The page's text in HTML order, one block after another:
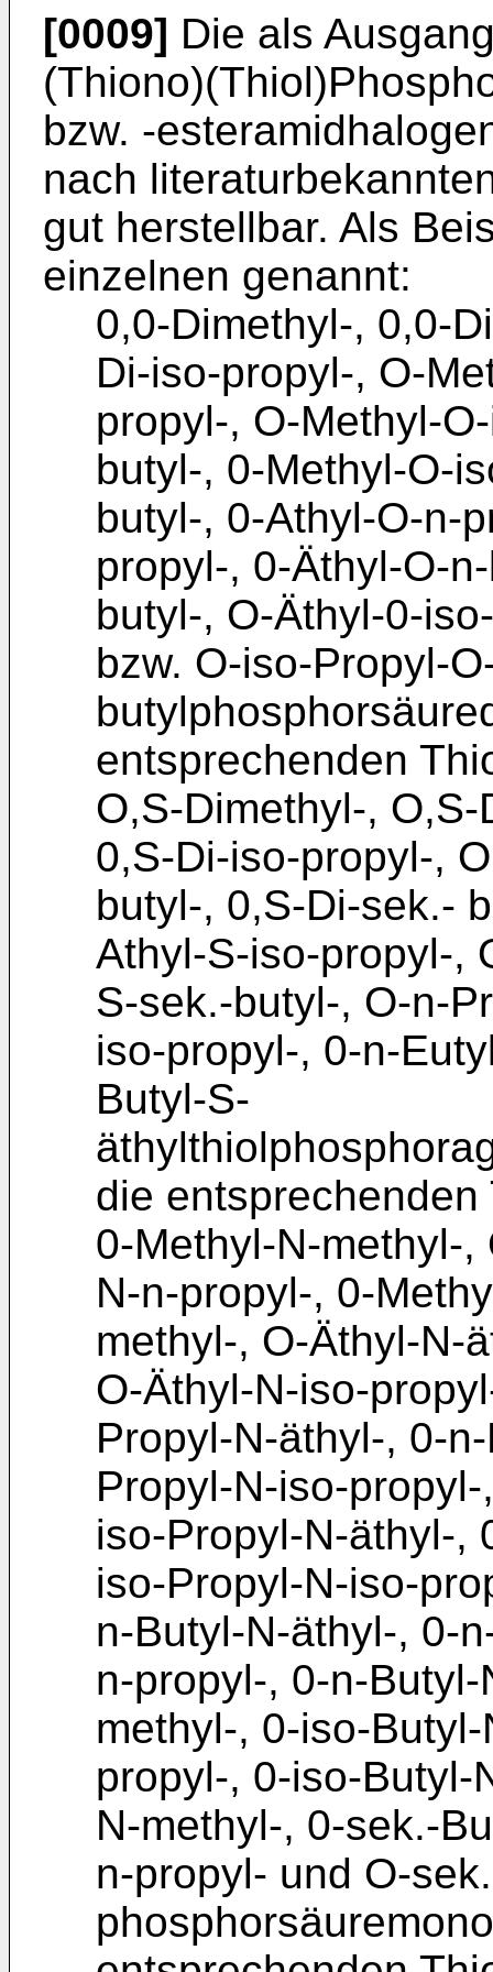
[0009] Die als
bzw. -
nach
gut herstellbar. Als
einzelnen genannt:
0,0-Dimethyl-, 0,0-
Di-iso-propyl-, O-
propyl-, O-Methyl-
butyl-, 0-Methyl-O-
butyl-, 0-Athyl-O-n-
propyl-, 0-Äthyl-O-
butyl-, O-Äthyl-0-
bzw. O-iso-Propyl-
entsprechenden
O,S-Dimethyl-,
0,S-Di-iso-propyl-,
butyl-, 0,S-Di-sek.-
Athyl-S-iso-propyl-,
S-sek.-butyl-, O-n-
iso-propyl-, 0-n-
Butyl-S-
die
0-Methyl-N-methyl-
N-n-propyl-, 0-
methyl-, O-Äthyl-N-
O-Äthyl-N-iso-
Propyl-N-äthyl-, 0-
Propyl-N-iso-
iso-Propyl-N-äthyl-,
iso-Propyl-N-iso-
n-Butyl-N-äthyl-, 0-
n-propyl-, 0-n-
methyl-, 0-iso-
propyl-, 0-iso-Butyl-
N-methyl-, 0-sek.-
n-propyl- und O-